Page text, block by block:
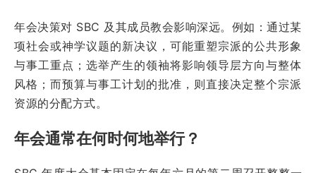
年会决策对 SBC 及其成员教会影响深远。例如：通过某
项社会或神学议题的新决议，可能重塑宗派的公共形象
与事工重点；选举产生的领袖将影响领导层方向与整体
风格；而预算与事工计划的批准，则直接决定整个宗派
资源的分配方式。
年会通常在何时何地举行？